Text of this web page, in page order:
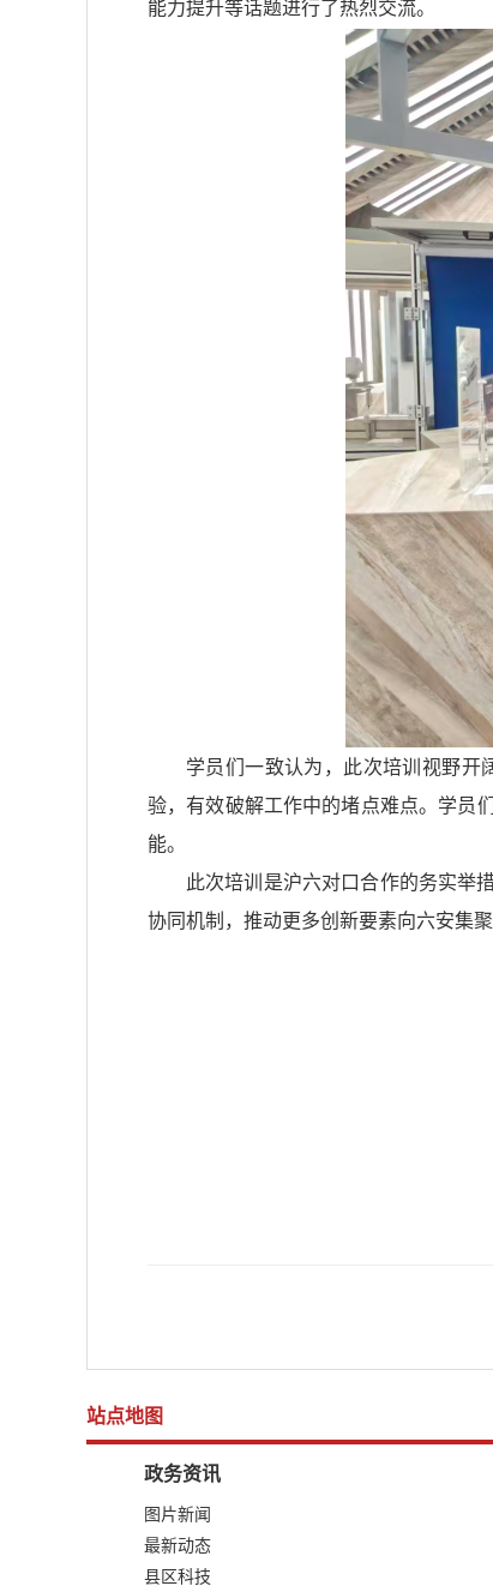
能力提升等话题进行了热烈交流。
学员们一致认为，此次培训视野开
验，有效破解工作中的堵点难点。学员
能。
此次培训是沪六对口合作的务实举
协同机制，推动更多创新要素向六安集
站点地图
政务资讯
图片新闻
最新动态
县区科技